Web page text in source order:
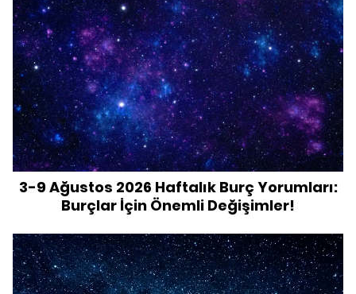
3-9 Ağustos 2026 Haftalık Burç Yorumları:
Burçlar İçin Önemli Değişimler!